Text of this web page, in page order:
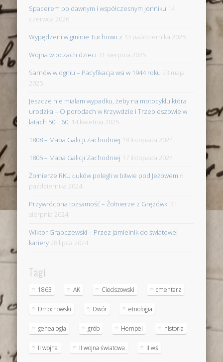
Spacerem po dawnym i współczesnym Jonniku 14
czerwca 2026
Wypędzeni w gminie Tuchowicz 13 października 2025
Wojna w oczach dzieci 31 sierpnia 2025
Sarnów w ogniu – Pacyfikacja wsi w 1944 roku 23 maja
2025
Jeszcze nie miałam wypadku, żeby na motocyklu która
urodziła – O porodach w Krzywdzie i Trzebieszowie w
latach 50. i 60. 14 kwietnia 2025
1808 – Mapa Galicji Zachodniej 19 listopada 2024
1805 – Mapa Galicji Zachodniej 17 listopada 2024
Żołnierze RKU Łuków polegli w bitwie pod Jeżowem 6
października 2024
Przywrócona tożsamość – Żołnierze z Gręzówki 31
sierpnia 2024
Wiktor Grąbczewski – Przez Jamielnik do światowej
kariery 28 lipca 2024
Tagi
1863 AK Cieciszowski cmentarz
Dmochowski Dwór etnologia
genealogia grób Hempel historia
II wojna II wojna światowa II wś